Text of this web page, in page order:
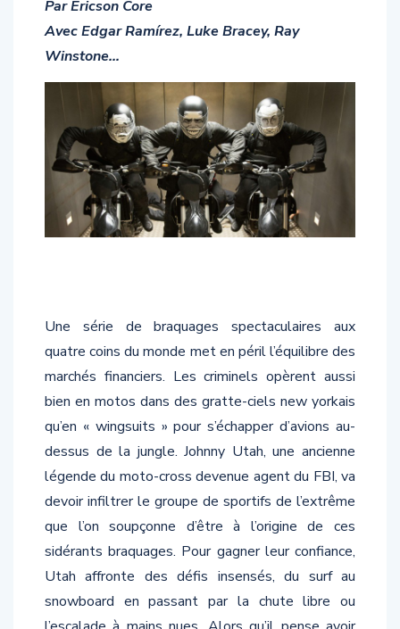
Par Ericson Core
Avec Edgar Ramírez, Luke Bracey, Ray
Winstone…
Une série de braquages spectaculaires aux
quatre coins du monde met en péril l’équilibre des
marchés financiers. Les criminels opèrent aussi
bien en motos dans des gratte-ciels new yorkais
qu’en « wingsuits » pour s’échapper d’avions au-
dessus de la jungle. Johnny Utah, une ancienne
légende du moto-cross devenue agent du FBI, va
devoir infiltrer le groupe de sportifs de l’extrême
que l’on soupçonne d’être à l’origine de ces
sidérants braquages. Pour gagner leur confiance,
Utah affronte des défis insensés, du surf au
snowboard en passant par la chute libre ou